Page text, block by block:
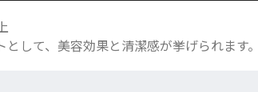
して、美容効果と清潔感が挙げられます。